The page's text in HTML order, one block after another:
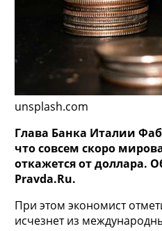
unsplash.com
Глава Банка Италии
что совсем скоро
откажется от доллара.
Pravda.Ru.
При этом экономист
исчезнет из